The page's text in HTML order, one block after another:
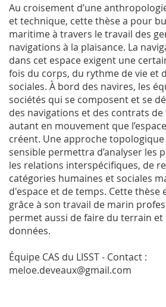
Au croisement d’une
et technique, cette thèse a pour
maritime à travers le travail des
navigations à la plaisance. La
dans cet espace exigent une
fois du corps, du rythme de vie et
sociales. À bord des navires, les
sociétés qui se composent et se
des navigations et des contrats
autant en mouvement que
créent. Une approche
sensible permettra d’analyser les
les relations interspécifiques, de
catégories humaines et sociales
d'espace et de temps. Cette thèse
grâce à son travail de marin
permet aussi de faire du terrain
données.
Équipe CAS du LISST - Contact :
meloe.deveaux@gmail.com